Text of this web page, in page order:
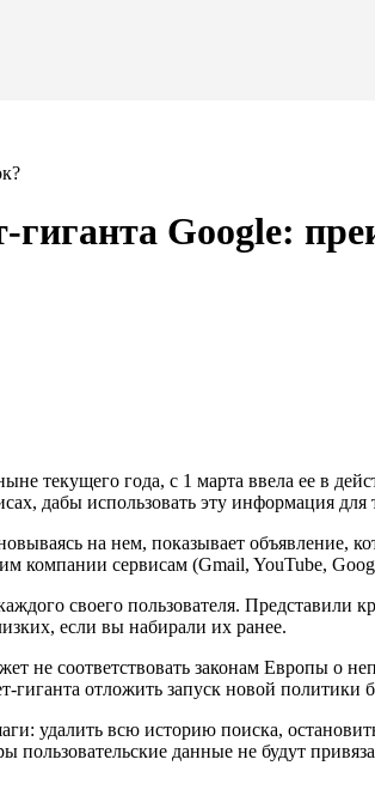
Google:
текущего года, с 1 марта ввела ее в
дабы использовать эту информация
на нем, показывает объявление,
компании сервисам (Gmail, YouTube,
своего пользователя.
если вы набирали их ранее.
не соответствовать законам Европы о
отложить запуск новой политики
удалить всю историю поиска,
данные не будут